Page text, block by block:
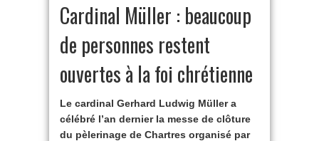
Cardinal Müller : beaucoup
de personnes restent
ouvertes à la foi chrétienne
Le cardinal Gerhard Ludwig Müller a
célébré l’an dernier la messe de clôture
du pèlerinage de Chartres organisé par